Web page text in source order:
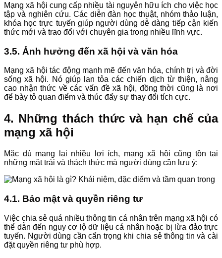
Mạng xã hội cung cấp nhiều tài nguyên hữu ích cho việc học
tập và nghiên cứu. Các diễn đàn học thuật, nhóm thảo luận,
khóa học trực tuyến giúp người dùng dễ dàng tiếp cận kiến
thức mới và trao đổi với chuyên gia trong nhiều lĩnh vực.
3.5. Ảnh hưởng đến xã hội và văn hóa
Mạng xã hội tác động mạnh mẽ đến văn hóa, chính trị và đời
sống xã hội. Nó giúp lan tỏa các chiến dịch từ thiện, nâng
cao nhận thức về các vấn đề xã hội, đồng thời cũng là nơi
để bày tỏ quan điểm và thúc đẩy sự thay đổi tích cực.
4. Những thách thức và hạn chế của
mạng xã hội
Mặc dù mang lại nhiều lợi ích, mạng xã hội cũng tồn tại
những mặt trái và thách thức mà người dùng cần lưu ý:
4.1. Bảo mật và quyền riêng tư
Việc chia sẻ quá nhiều thông tin cá nhân trên mạng xã hội có
thể dẫn đến nguy cơ lộ dữ liệu cá nhân hoặc bị lừa đảo trực
tuyến. Người dùng cần cẩn trọng khi chia sẻ thông tin và cài
đặt quyền riêng tư phù hợp.